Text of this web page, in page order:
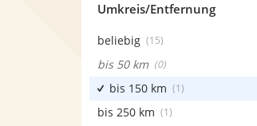
Umkreis/Entfernung
beliebig (15)
bis 50 km (0)
bis 150 km (1)
bis 250 km (1)